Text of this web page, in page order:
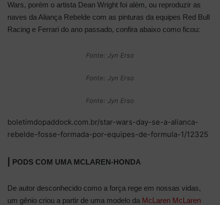
Wars, porém o artista Dean Wright foi além, ou reproduzir as
naves da Aliança Rebelde com as pinturas da equipes Red Bull
Racing e Ferrari do ano passado, confira abaixo como ficou:
Fonte: Jyn Erso
Fonte: Jyn Erso
Fonte: Jyn Erso
boletimdopaddock.com.br/star-wars-day-se-a-alianca-
rebelde-fosse-formada-por-equipes-de-formula-1/12325
PODS COM UMA MCLAREN-HONDA
De autor desconhecido como a força rege em nossas vidas,
um gênio criou a partir de uma modelo da McLaren McLaren